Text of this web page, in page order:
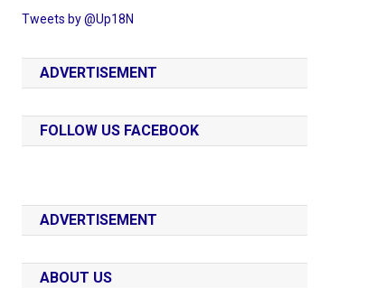
Tweets by @Up18N
ADVERTISEMENT
FOLLOW US FACEBOOK
ADVERTISEMENT
ABOUT US